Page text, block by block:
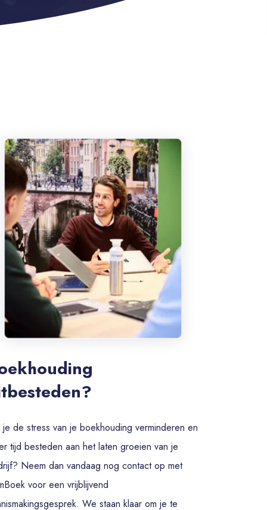
de stress van je boekhouding verminderen en
tijd besteden aan het laten groeien van je
Neem dan vandaag nog contact op met
voor een vrijblijvend
We staan klaar om je te